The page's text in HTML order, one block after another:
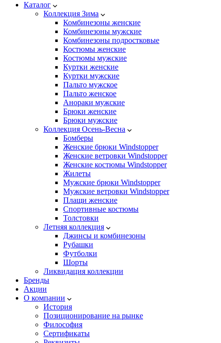
Каталог
Коллекция Зима
Комбинезоны женские
Комбинезоны мужские
Комбинезоны подростковые
Костюмы женские
Костюмы мужские
Куртки женские
Куртки мужские
Пальто мужское
Пальто женское
Анораки мужские
Брюки женские
Брюки мужские
Коллекция Осень-Весна
Бомберы
Женские брюки Windstopper
Женские ветровки Windstopper
Женские костюмы Windstopper
Жилеты
Мужские брюки Windstopper
Мужские ветровки Windstopper
Плащи женские
Спортивные костюмы
Толстовки
Летняя коллекция
Джинсы и комбинезоны
Рубашки
Футболки
Шорты
Ликвидация коллекции
Бренды
Акции
О компании
История
Позиционирование на рынке
Философия
Сертификаты